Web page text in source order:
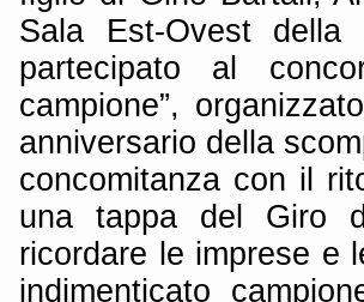
Sala Est-Ovest
partecipato al
campione”,
anniversario della
concomitanza con il
una tappa del Giro
ricordare le imprese e
indimenticato